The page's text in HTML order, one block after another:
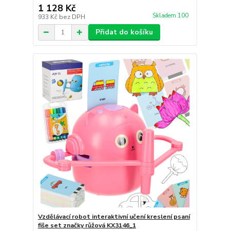
1 128 Kč
933 Kč bez DPH Skladem 100
Přidat do košíku
Vzdělávací robot interaktivní učení kreslení psaní
fiše set značky růžová KX3146_1